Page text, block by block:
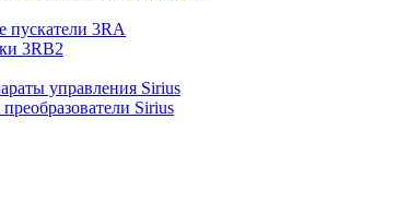
пускатели 3RA
3RB2
управления Sirius
Sirius